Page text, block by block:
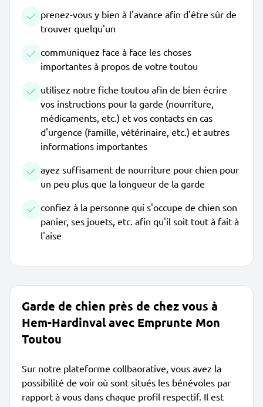
prenez-vous y bien à l'avance afin d'être sûr de
trouver quelqu'un
communiquez face à face les choses
importantes à propos de votre toutou
utilisez notre fiche toutou afin de bien écrire
vos instructions pour la garde (nourriture,
médicaments, etc.) et vos contacts en cas
d'urgence (famille, vétérinaire, etc.) et autres
informations importantes
ayez suffisament de nourriture pour chien pour
un peu plus que la longueur de la garde
confiez à la personne qui s'occupe de chien son
panier, ses jouets, etc. afin qu'il soit tout à fait à
l'aise
Garde de chien près de chez vous à
Hem-Hardinval avec Emprunte Mon
Toutou
Sur notre plateforme collbaorative, vous avez la
possibilité de voir où sont situés les bénévoles par
rapport à vous dans chaque profil respectif. Il est